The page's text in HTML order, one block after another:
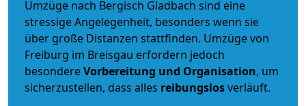
Umzüge nach Bergisch Gladbach sind eine
stressige Angelegenheit, besonders wenn sie
über große Distanzen stattfinden. Umzüge von
Freiburg im Breisgau erfordern jedoch
besondereVorbereitung und Organisation, um
sicherzustellen, dass alles reibungslosverläuft.